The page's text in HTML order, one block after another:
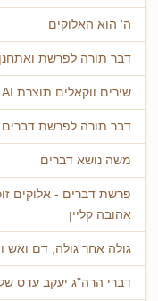
ה' הוא האלוקים
דבר תורה לפרשת
שירים ווקאלים תוצרת AI
דבר תורה לפרשת דברים
משה נושא דברים
פרשת דברים - אלוקים
אהובה קליין
גולה אחר גולה, דם ואש
דברי הרה"ג יעקב עדס